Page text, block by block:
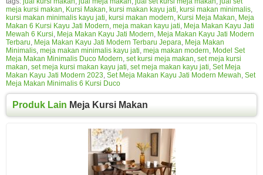
meja kursi makan Kursi Makan kursi makan kayu jati kursi makan minimalis
kursi makan minimalis kayu jati kursi makan modern Kursi Meja Makan Meja
Makan 6 Kursi Kayu Jati Modern meja makan kayu jati Meja Makan Kayu Jati
Mewah 6 Kursi Meja Makan Kayu Jati Modern Meja Makan Kayu Jati Modern
Terbaru Meja Makan Kayu Jati Modern Terbaru Jepara Meja Makan
Minimalis meja makan minimalis kayu jati meja makan modern Model Set
Meja Makan Minimalis Duco Modern set kursi meja makan set meja kursi
makan set meja kursi makan kayu jati set meja makan kayu jati Set Meja
Makan Kayu Jati Modern 2023 Set Meja Makan Kayu Jati Modern Mewah Set
Meja Makan Minimalis 6 Kursi Duco
Produk Lain Meja Kursi Makan